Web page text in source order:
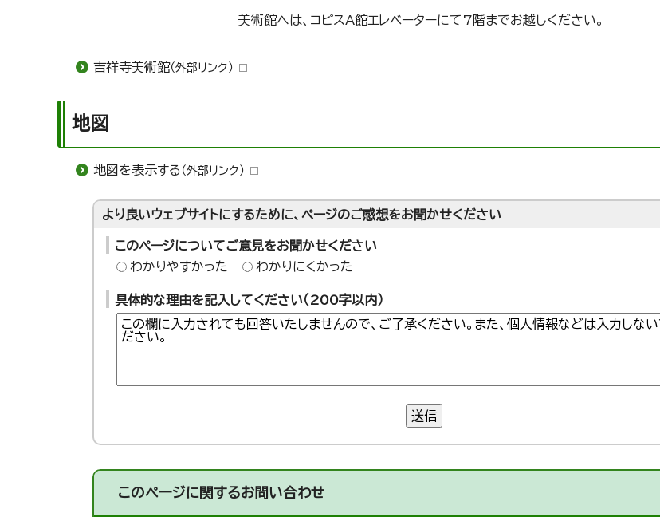
美術館へは、コピスA館エレベーターにて7階までお越しください。
吉祥寺美術館（外部リンク）
地図
地図を表示する （外部リンク）
より良いウェブサイトにするために、ページのご感想をお聞かせください
このページについてご意見をお聞かせください
わかりやすかった
わかりにくかった
具体的な理由を記入してください（200字以内）
送信
このページに関するお問い合わせ